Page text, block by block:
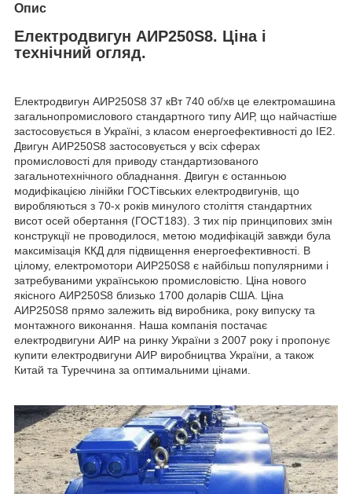
Опис
Електродвигун АИР250S8. Ціна і
технічний огляд.
Електродвигун АИР250S8 37 кВт 740 об/хв це електромашина
загальнопромислового стандартного типу АИР, що найчастіше
застосовується в Україні, з класом енергоефективності до IE2.
Двигун АИР250S8 застосовується у всіх сферах
промисловості для приводу стандартизованого
загальнотехнічного обладнання. Двигун є останньою
модифікацією лінійки ГОСТівських електродвигунів, що
виробляються з 70-х років минулого століття стандартних
висот осей обертання (ГОСТ183). З тих пір принципових змін
конструкції не проводилося, метою модифікацій завжди була
максимізація ККД для підвищення енергоефективності. В
цілому, електромотори АИР250S8 є найбільш популярними і
затребуваними українською промисловістю. Ціна нового
якісного АИР250S8 близько 1700 доларів США. Ціна
АИР250S8 прямо залежить від виробника, року випуску та
монтажного виконання. Наша компанія постачає
електродвигуни АИР на ринку України з 2007 року і пропонує
купити електродвигуни АИР виробництва України, а також
Китай та Туреччина за оптимальними цінами.